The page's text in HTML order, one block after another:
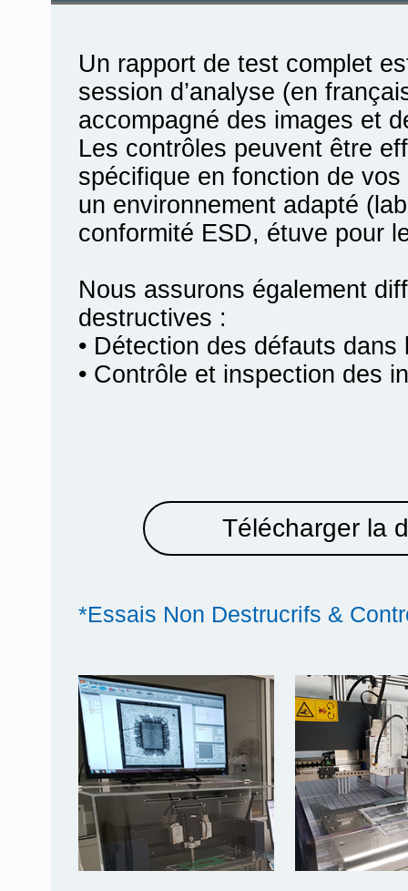
Un rapport de test complet
session d’analyse (en
accompagné des images et
Les contrôles peuvent être
spécifique en fonction de
un environnement adapté
conformité ESD, étuve pour
Nous assurons également
destructives :
• Détection des défauts
• Contrôle et inspection des
Télécharger la
*Essais Non Destrucrifs &